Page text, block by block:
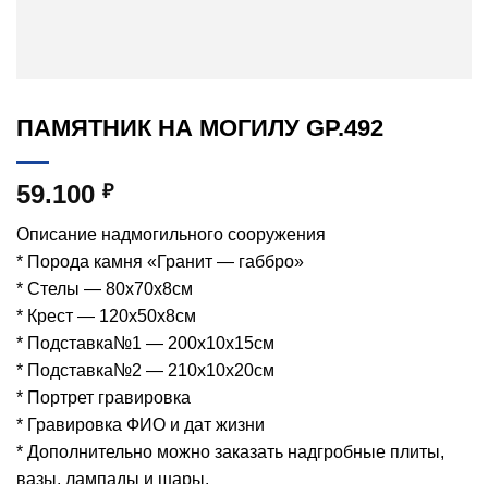
ПАМЯТНИК НА МОГИЛУ GP.492
59.100 ₽
Описание надмогильного сооружения
* Порода камня «Гранит — габбро»
* Стелы — 80х70х8см
* Крест — 120х50х8см
* Подставка№1 — 200х10х15см
* Подставка№2 — 210х10х20см
* Портрет гравировка
* Гравировка ФИО и дат жизни
* Дополнительно можно заказать надгробные плиты,
вазы, лампады и шары.